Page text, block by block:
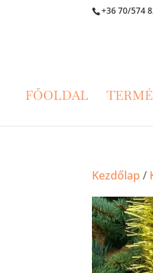
+36 70/574
FŐOLDAL
Kezdőlap /